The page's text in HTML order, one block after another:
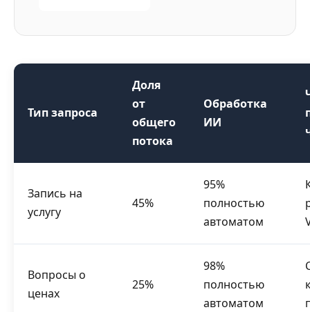
Тип запроса
Доля
от
общего
потока
Обработка
ИИ
Запись на
услугу
45%
95%
полностью
автоматом
Вопросы о
ценах
25%
98%
полностью
автоматом